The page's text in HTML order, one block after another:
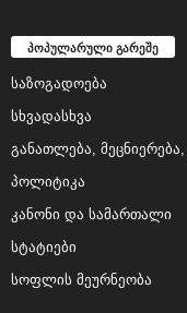
პოპულარული გარეშე
საზოგადოება
სხვადასხვა
განათლება,
პოლიტიკა
კანონი და სამართალი
სტატიები
სოფლის მეურნეობა